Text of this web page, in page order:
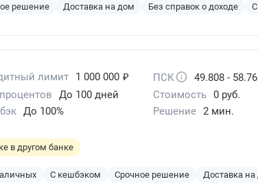
решение Доставка на дом Без справок о доходе
лимит 1 000 000 ₽ ПСК
49.808 -
До 100 дней Стоимость 0 руб.
До 100% Решение 2 мин.
в другом банке
С кешбэком Срочное решение Доставка